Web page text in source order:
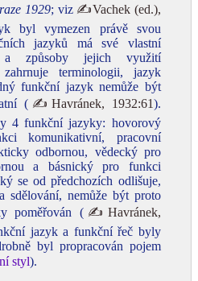
1929; viz ✍Vachek (ed.),
byl vymezen právě svou
jazyků má své vlastní
a způsoby jejich využití
terminologii, jazyk
funkční jazyk nemůže být
( ✍Havránek, 1932:61).
4 funkční jazyky: hovorový
komunikativní, pracovní
odbornou, vědecký pro
a básnický pro funkci
se od předchozích odlišuje,
sdělování, nemůže být proto
poměřován (✍Havránek,
jazyk a funkční řeč byly
byl propracován pojem
styl).